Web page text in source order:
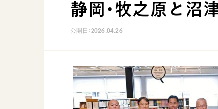
自他共の幸福
日蓮大聖人の仏法（教学入門）
学会永遠の五指針
仏法を語る
年間の活動について
静岡・牧之原と沼
公開日：2026.04.26